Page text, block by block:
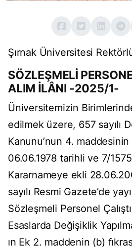
Şırnak Üniversitesi
SÖZLEŞMELİ
ALIM İLÂNI -2025/1-
Üniversitemizin
edilmek üzere, 657 sayılı
Kanunu’nun 4. maddesinin
06.06.1978 tarihli ve 7/
Kararnameye ekli
sayılı Resmi Gazete’de
Sözleşmeli Personel
Esaslarda Değişiklik
ın Ek 2. maddenin (b)